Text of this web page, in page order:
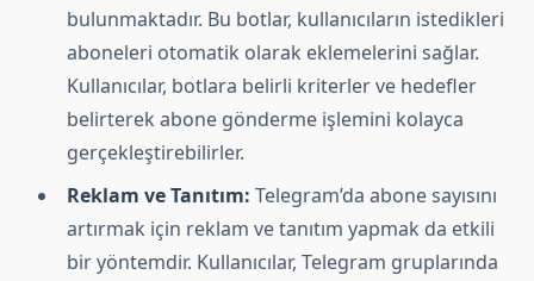
bulunmaktadır. Bu botlar, kullanıcıların istedikleri
aboneleri otomatik olarak eklemelerini sağlar.
Kullanıcılar, botlara belirli kriterler ve hedefler
belirterek abone gönderme işlemini kolayca
gerçekleştirebilirler.
Reklam ve Tanıtım: Telegram’da abone sayısını
artırmak için reklam ve tanıtım yapmak da etkili
bir yöntemdir. Kullanıcılar, Telegram gruplarında